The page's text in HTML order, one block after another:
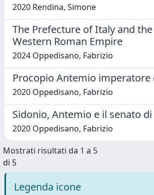
2020 Rendina, Simone
The Prefecture of Italy and
Western Roman Empire
2024 Oppedisano, Fabrizio
Procopio Antemio imperatore
2020 Oppedisano, Fabrizio
Sidonio, Antemio e il senato di
2020 Oppedisano, Fabrizio
Mostrati risultati da 1 a 5
di 5
Legenda icone